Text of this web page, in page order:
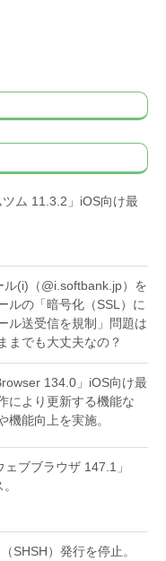
ツム 11.3.2」iOS向け最
ル(i)（@i.softbank.jp）を
ルの「暗号化（SSL）に
ル送受信を規制」問題は
までも大丈夫なの？
134.0」iOS向け最
により更新する機能な
機能向上を実施。
ブブラウザ 147.1」
SHSH）発行を停止。